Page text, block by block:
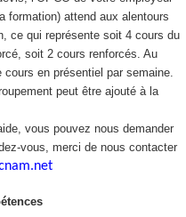
formation) attend aux alentours
ce qui représente soit 4 cours du
soit 2 cours renforcés. Au
en présentiel par semaine.
peut être ajouté à la
vous pouvez nous demander
vous, merci de nous contacter